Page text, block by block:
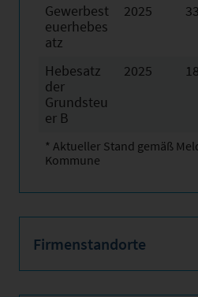
Gewerbest
euerhebes
atz
2025
Hebesatz
der
Grundsteu
er B
2025
* Aktueller Stand gemäß
Kommune
Firmenstandorte